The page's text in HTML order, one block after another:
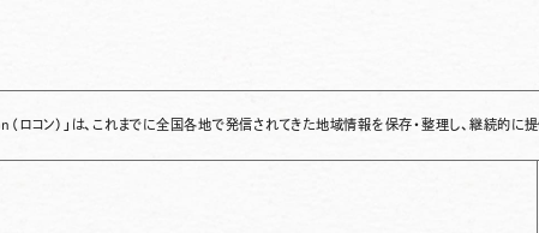
これまでに全国各地で発信されてきた地域情報を保存・整理し、継続的に提供するアーカイ